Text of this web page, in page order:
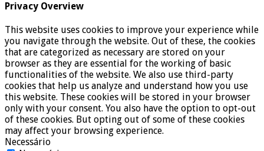
Privacy Overview
This website uses cookies to improve your experience while
you navigate through the website. Out of these, the cookies
that are categorized as necessary are stored on your
browser as they are essential for the working of basic
functionalities of the website. We also use third-party
cookies that help us analyze and understand how you use
this website. These cookies will be stored in your browser
only with your consent. You also have the option to opt-out
of these cookies. But opting out of some of these cookies
may affect your browsing experience.
Necessário